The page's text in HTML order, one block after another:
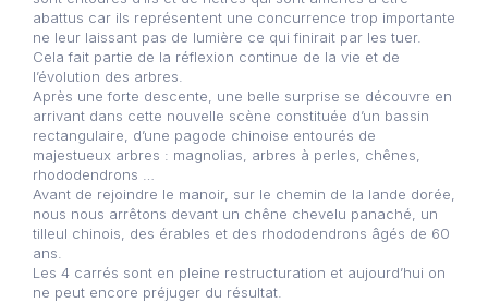
abattus car ils représentent une concurrence trop importante
ne leur laissant pas de lumière ce qui finirait par les tuer.
Cela fait partie de la réflexion continue de la vie et de
l’évolution des arbres.
Après une forte descente, une belle surprise se découvre en
arrivant dans cette nouvelle scène constituée d’un bassin
rectangulaire, d’une pagode chinoise entourés de
majestueux arbres : magnolias, arbres à perles, chênes,
rhododendrons …
Avant de rejoindre le manoir, sur le chemin de la lande dorée,
nous nous arrêtons devant un chêne chevelu panaché, un
tilleul chinois, des érables et des rhododendrons âgés de 60
ans.
Les 4 carrés sont en pleine restructuration et aujourd’hui on
ne peut encore préjuger du résultat.